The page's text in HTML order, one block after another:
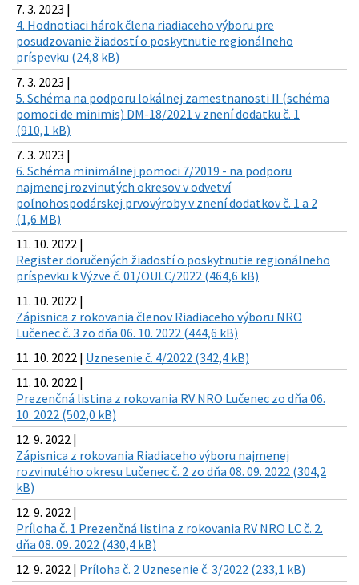
7. 3. 2023 |
4. Hodnotiaci hárok člena riadiaceho výboru pre
posudzovanie žiadostí o poskytnutie regionálneho
príspevku (24,8 kB)
7. 3. 2023 |
5. Schéma na podporu lokálnej zamestnanosti II (schéma
pomoci de minimis) DM-18/2021 v znení dodatku č. 1
(910,1 kB)
7. 3. 2023 |
6. Schéma minimálnej pomoci 7/2019 - na podporu
najmenej rozvinutých okresov v odvetví
poľnohospodárskej prvovýroby v znení dodatkov č. 1 a 2
(1,6 MB)
11. 10. 2022 |
Register doručených žiadostí o poskytnutie regionálneho
príspevku k Výzve č. 01/OULC/2022 (464,6 kB)
11. 10. 2022 |
Zápisnica z rokovania členov Riadiaceho výboru NRO
Lučenec č. 3 zo dňa 06. 10. 2022 (444,6 kB)
11. 10. 2022 | Uznesenie č. 4/2022 (342,4 kB)
11. 10. 2022 |
Prezenčná listina z rokovania RV NRO Lučenec zo dňa 06.
10. 2022 (502,0 kB)
12. 9. 2022 |
Zápisnica z rokovania Riadiaceho výboru najmenej
rozvinutého okresu Lučenec č. 2 zo dňa 08. 09. 2022 (304,2
kB)
12. 9. 2022 |
Príloha č. 1 Prezenčná listina z rokovania RV NRO LC č. 2.
dňa 08. 09. 2022 (430,4 kB)
12. 9. 2022 | Príloha č. 2 Uznesenie č. 3/2022 (233,1 kB)